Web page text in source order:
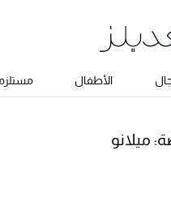
الأطفال
ميلانو